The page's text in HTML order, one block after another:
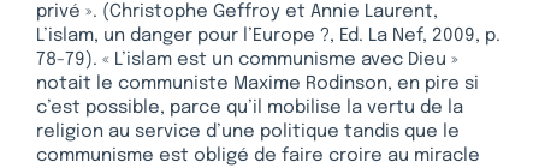
privé ». (Christophe Geffroy et Annie Laurent,
L’islam, un danger pour l’Europe ?, Ed. La Nef, 2009, p.
78-79). « L’islam est un communisme avec Dieu »
notait le communiste Maxime Rodinson, en pire si
c’est possible, parce qu’il mobilise la vertu de la
religion au service d’une politique tandis que le
communisme est obligé de faire croire au miracle